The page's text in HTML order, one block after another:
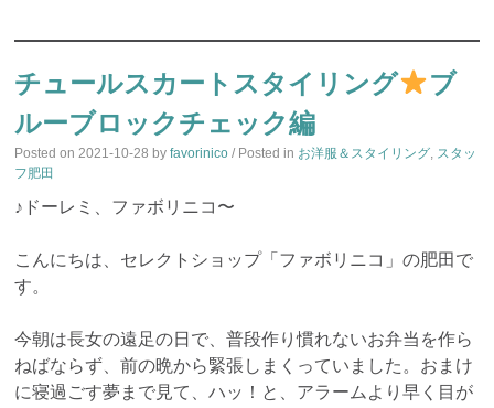
TO
チュールスカートスタイリング
ブ
ルーブロックチェック編
Posted on2021-10-28 byfavorinico / Posted in お洋服＆スタイリング, スタッ
フ肥田
♪ドーレミ、ファボリニコ〜
こんにちは、セレクトショップ「ファボリニコ」の肥田で
す。
今朝は長女の遠足の日で、普段作り慣れないお弁当を作ら
ねばならず、前の晩から緊張しまくっていました。おまけ
に寝過ごす夢まで見て、ハッ！と、アラームより早く目が